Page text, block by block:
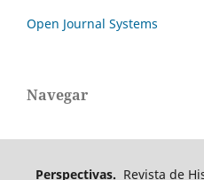
Open Journal Systems
Navegar
Perspectivas. Revista de